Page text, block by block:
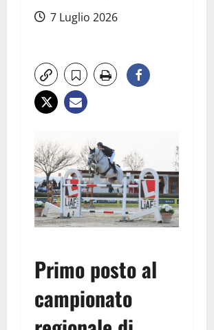
7 Luglio 2026
Primo posto al
campionato